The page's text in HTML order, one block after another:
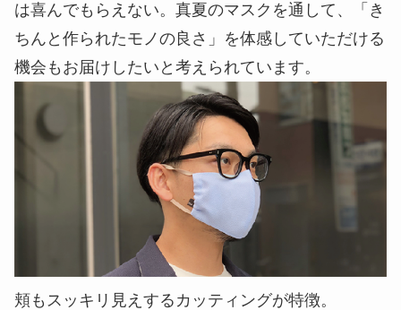
は喜んでもらえない。真夏のマスクを通して、「き
ちんと作られたモノの良さ」を体感していただける
機会もお届けしたいと考えられています。
頬もスッキリ見えするカッティングが特徴。